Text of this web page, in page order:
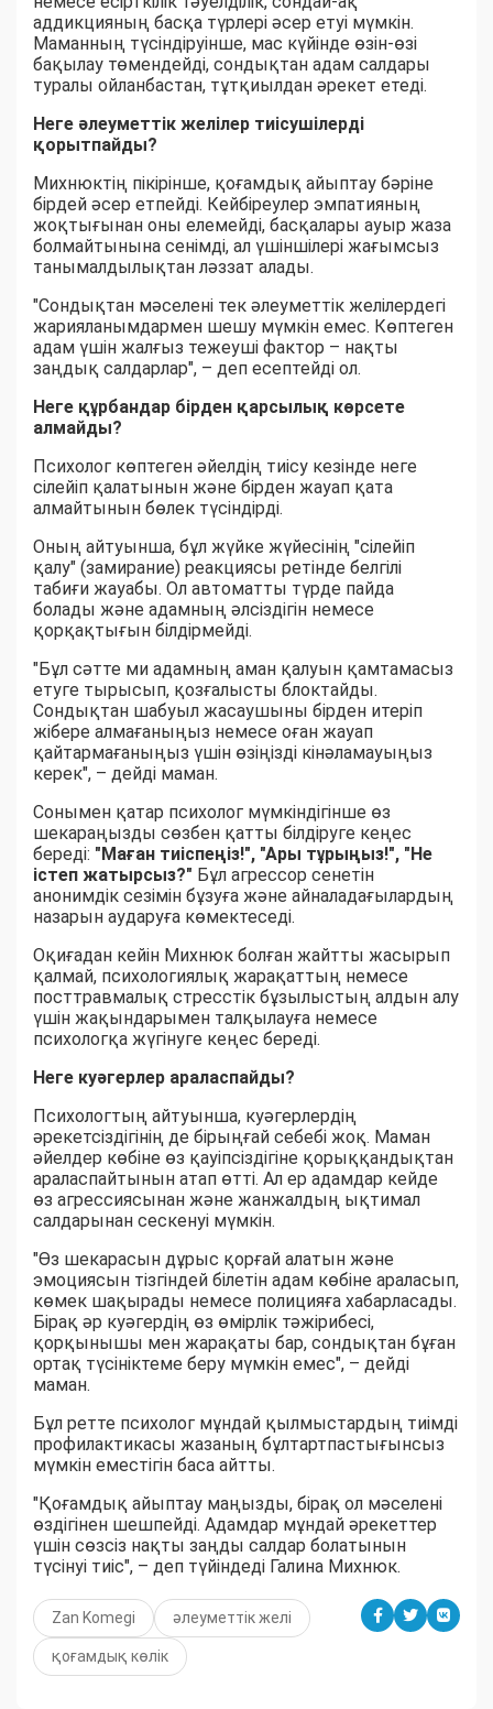
аддикцияның басқа түрлері әсер етуі мүмкін.
Маманның түсіндіруінше, мас күйінде өзін-өзі
бақылау төмендейді, сондықтан адам салдары
туралы ойланбастан, тұтқиылдан әрекет етеді.
Неге әлеуметтік желілер тиісушілерді
қорытпайды?
Михнюктің пікірінше, қоғамдық айыптау бәріне
бірдей әсер етпейді. Кейбіреулер эмпатияның
жоқтығынан оны елемейді, басқалары ауыр жаза
болмайтынына сенімді, ал үшіншілері жағымсыз
танымалдылықтан ләззат алады.
"Сондықтан мәселені тек әлеуметтік желілердегі
жарияланымдармен шешу мүмкін емес. Көптеген
адам үшін жалғыз тежеуші фактор – нақты
заңдық салдарлар", – деп есептейді ол.
Неге құрбандар бірден қарсылық көрсете
алмайды?
Психолог көптеген әйелдің тиісу кезінде неге
сілейіп қалатынын және бірден жауап қата
алмайтынын бөлек түсіндірді.
Оның айтуынша, бұл жүйке жүйесінің "сілейіп
қалу" (замирание) реакциясы ретінде белгілі
табиғи жауабы. Ол автоматты түрде пайда
болады және адамның әлсіздігін немесе
қорқақтығын білдірмейді.
"Бұл сәтте ми адамның аман қалуын қамтамасыз
етуге тырысып, қозғалысты блоктайды.
Сондықтан шабуыл жасаушыны бірден итеріп
жібере алмағаныңыз немесе оған жауап
қайтармағаныңыз үшін өзіңізді кінәламауыңыз
керек", – дейді маман.
Сонымен қатар психолог мүмкіндігінше өз
шекараңызды сөзбен қатты білдіруге кеңес
береді: "Маған тиіспеңіз!", "Ары тұрыңыз!", "Не
істеп жатырсыз?" Бұл агрессор сенетін
анонимдік сезімін бұзуға және айналадағылардың
назарын аударуға көмектеседі.
Оқиғадан кейін Михнюк болған жайтты жасырып
қалмай, психологиялық жарақаттың немесе
посттравмалық стресстік бұзылыстың алдын алу
үшін жақындарымен талқылауға немесе
психологқа жүгінуге кеңес береді.
Неге куәгерлер араласпайды?
Психологтың айтуынша, куәгерлердің
әрекетсіздігінің де бірыңғай себебі жоқ. Маман
әйелдер көбіне өз қауіпсіздігіне қорыққандықтан
араласпайтынын атап өтті. Ал ер адамдар кейде
өз агрессиясынан және жанжалдың ықтимал
салдарынан сескенуі мүмкін.
"Өз шекарасын дұрыс қорғай алатын және
эмоциясын тізгіндей білетін адам көбіне араласып,
көмек шақырады немесе полицияға хабарласады.
Бірақ әр куәгердің өз өмірлік тәжірибесі,
қорқынышы мен жарақаты бар, сондықтан бұған
ортақ түсініктеме беру мүмкін емес", – дейді
маман.
Бұл ретте психолог мұндай қылмыстардың тиімді
профилактикасы жазаның бұлтартпастығынсыз
мүмкін еместігін баса айтты.
"Қоғамдық айыптау маңызды, бірақ ол мәселені
өздігінен шешпейді. Адамдар мұндай әрекеттер
үшін сөзсіз нақты заңды салдар болатынын
түсінуі тиіс", – деп түйіндеді Галина Михнюк.
Zan Komegi әлеуметтік желі
қоғамдық көлік